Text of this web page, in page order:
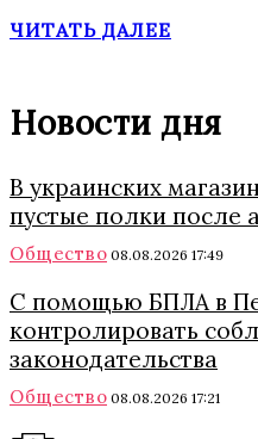
ЧИТАТЬ ДАЛЕЕ
Новости дня
В украинских
пустые полки после
Общество 08.08.2026 17:49
С помощью БПЛА в
контролировать
законодательства
Общество 08.08.2026 17:21